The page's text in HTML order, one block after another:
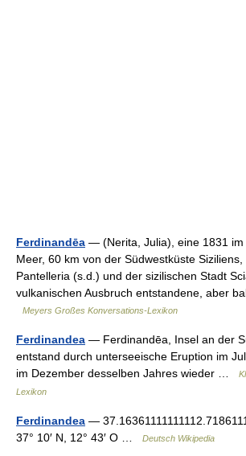
Ferdinandēa — (Nerita, Julia), eine 1831 im
Meer, 60 km von der Südwestküste
Pantelleria (s.d.) und der sizilischen Stadt
vulkanischen Ausbruch entstandene, aber
Meyers Großes Konversations-Lexikon
Ferdinandea — Ferdinandēa, Insel an der
entstand durch unterseeische Eruption im
im Dezember desselben Jahres wieder …
Lexikon
Ferdinandea —
37° 10′ N, 12° 43′ O …
Deutsch Wikipedia